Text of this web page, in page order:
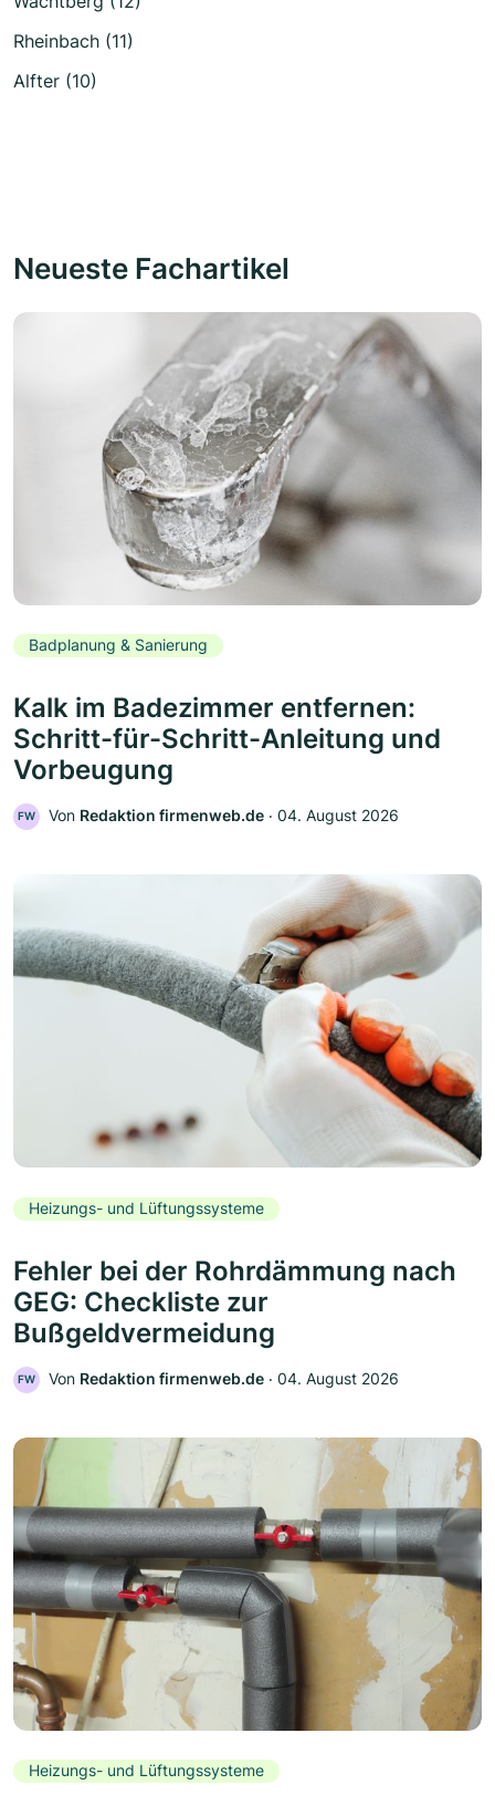
Rheinbach (11)
Alfter (10)
Neueste Fachartikel
Badplanung & Sanierung
Kalk im Badezimmer entfernen:
Schritt-für-Schritt-Anleitung und
Vorbeugung
FW Von Redaktion firmenweb.de ‧ 04. August 2026
Heizungs- und Lüftungssysteme
Fehler bei der Rohrdämmung nach
GEG: Checkliste zur
Bußgeldvermeidung
FW Von Redaktion firmenweb.de ‧ 04. August 2026
Heizungs- und Lüftungssysteme